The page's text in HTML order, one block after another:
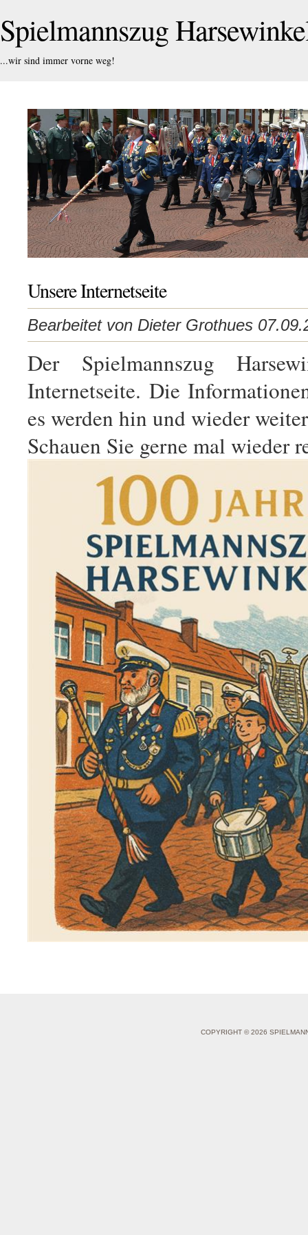
Spielmannszug
...wir sind immer vorne weg!
Unsere Internetseite
Bearbeitet von Dieter Grothues
Der Spielmannszug
Internetseite. Die
es werden hin und wieder
Schauen Sie gerne mal wieder
COPYRIGHT © 2026